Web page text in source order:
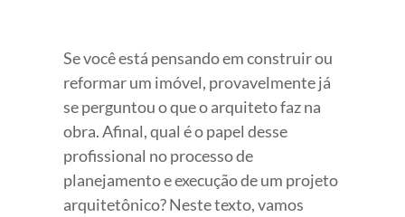
Se você está pensando em construir ou
reformar um imóvel, provavelmente já
se perguntou o que o arquiteto faz na
obra. Afinal, qual é o papel desse
profissional no processo de
planejamento e execução de um projeto
arquitetônico? Neste texto, vamos